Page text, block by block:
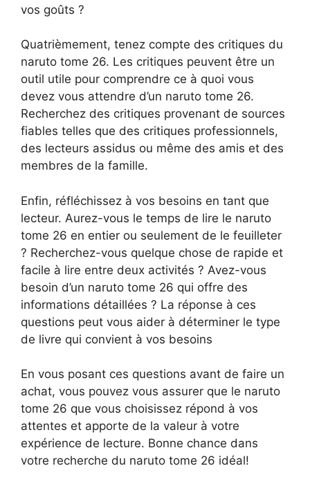
vos goûts ?
Quatrièmement, tenez compte des critiques du
naruto tome 26. Les critiques peuvent être un
outil utile pour comprendre ce à quoi vous
devez vous attendre d’un naruto tome 26.
Recherchez des critiques provenant de sources
fiables telles que des critiques professionnels,
des lecteurs assidus ou même des amis et des
membres de la famille.
Enfin, réfléchissez à vos besoins en tant que
lecteur. Aurez-vous le temps de lire le naruto
tome 26 en entier ou seulement de le feuilleter
? Recherchez-vous quelque chose de rapide et
facile à lire entre deux activités ? Avez-vous
besoin d’un naruto tome 26 qui offre des
informations détaillées ? La réponse à ces
questions peut vous aider à déterminer le type
de livre qui convient à vos besoins
En vous posant ces questions avant de faire un
achat, vous pouvez vous assurer que le naruto
tome 26 que vous choisissez répond à vos
attentes et apporte de la valeur à votre
expérience de lecture. Bonne chance dans
votre recherche du naruto tome 26 idéal!